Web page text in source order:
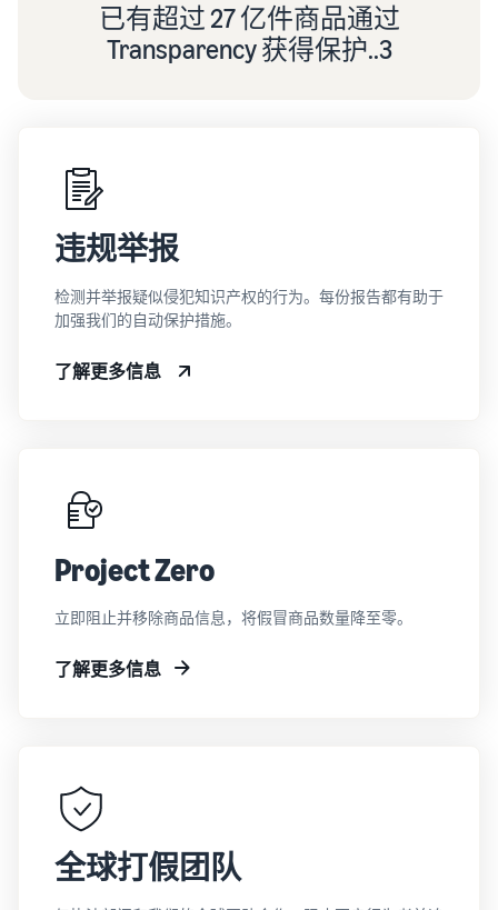
已有超过 27 亿件商品通过
Transparency 获得保护..3
违规举报
检测并举报疑似侵犯知识产权的行为。每份报告都有助于
加强我们的自动保护措施。
了解更多信息
Project Zero
立即阻止并移除商品信息，将假冒商品数量降至零。
了解更多信息
全球打假团队